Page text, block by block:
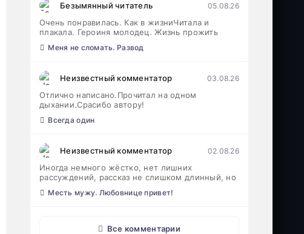
Безымянный читатель 05.08.26
Очень понравилась. Как в жизниЧитала и
плакала. Героиня молодец. Жизнь прожить
Меня не сломать. Развод
Неизвестный комментатор 03.08.26
Отлично написано.Прочитал на одном
дыхании.Срасибо автору!
Всегда один
Неизвестный комментатор 02.08.26
Иногда немного жёстко, нет лишних
рассуждений, рассказ не слишком длинный, но
Месть мужу. Любовнице привет!
Все комментарии